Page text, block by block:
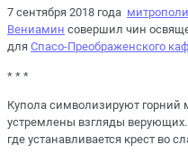
7 сентября 2018 года
Вениамин совершил чин
для Спасо-Преображенского
* * *
Купола символизируют горний
устремлены взгляды верующих.
где устанавливается крест во